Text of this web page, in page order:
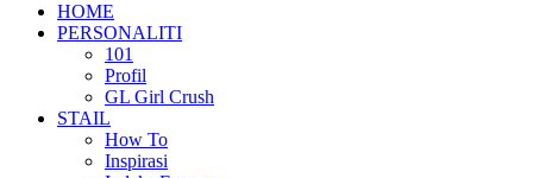
HOME
PERSONALITI
101
Profil
GL Girl Crush
STAIL
How To
Inspirasi